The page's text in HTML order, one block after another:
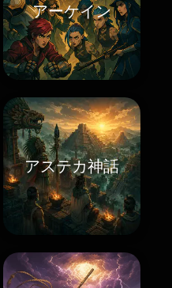
アーケイン
アステカ神話